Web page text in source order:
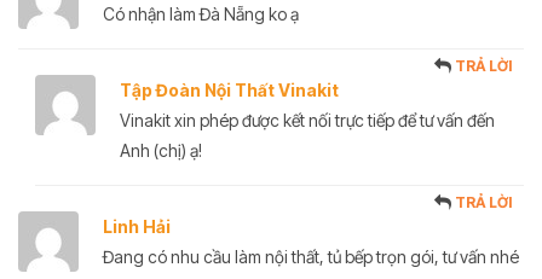
Có nhận làm Đà Nẵng ko ạ
Tập Đoàn Nội Thất Vinakit
TRẢ LỜI
Vinakit xin phép được kết nối trực tiếp để tư vấn đến
Anh (chị) ạ!
Linh Hải
TRẢ LỜI
Đang có nhu cầu làm nội thất, tủ bếp trọn gói, tư vấn nhé